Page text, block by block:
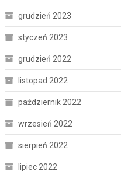
grudzień 2023
styczeń 2023
grudzień 2022
listopad 2022
październik 2022
wrzesień 2022
sierpień 2022
lipiec 2022